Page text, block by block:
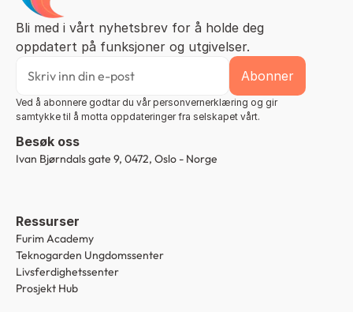
Bli med i vårt nyhetsbrev for å holde deg
oppdatert på funksjoner og utgivelser.
Ved å abonnere godtar du vår personvernerklæring og gir
samtykke til å motta oppdateringer fra selskapet vårt.
Besøk oss
Ivan Bjørndals gate 9, 0472, Oslo - Norge
Ressurser
Furim Academy
Teknogarden Ungdomssenter
Livsferdighetssenter
Prosjekt Hub